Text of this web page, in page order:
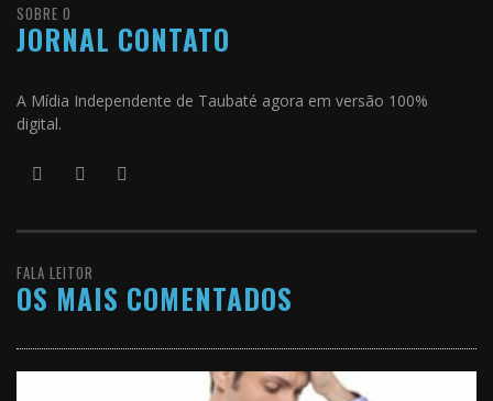
SOBRE O
JORNAL CONTATO
A Mídia Independente de Taubaté agora em versão 100%
digital.
FALA LEITOR
OS MAIS COMENTADOS